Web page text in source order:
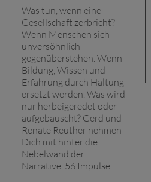
Was tun, wenn eine
Gesellschaft zerbricht?
Wenn Menschen sich
unversöhnlich
gegenüberstehen. Wenn
Bildung, Wissen und
Erfahrung durch Haltung
ersetzt werden. Was wird
nur herbeigeredet oder
aufgebauscht? Gerd und
Renate Reuther nehmen
Dich mit hinter die
Nebelwand der
Narrative. 56 Impulse ...